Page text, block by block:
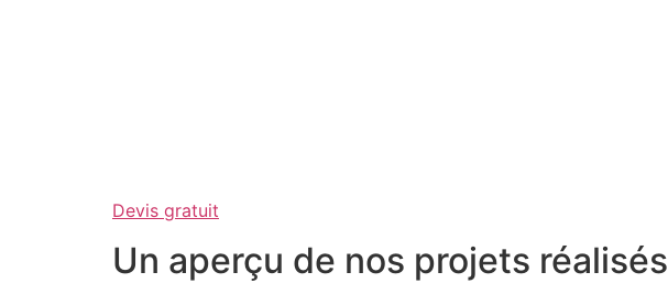
Devis gratuit
Un aperçu de nos projets réalisés